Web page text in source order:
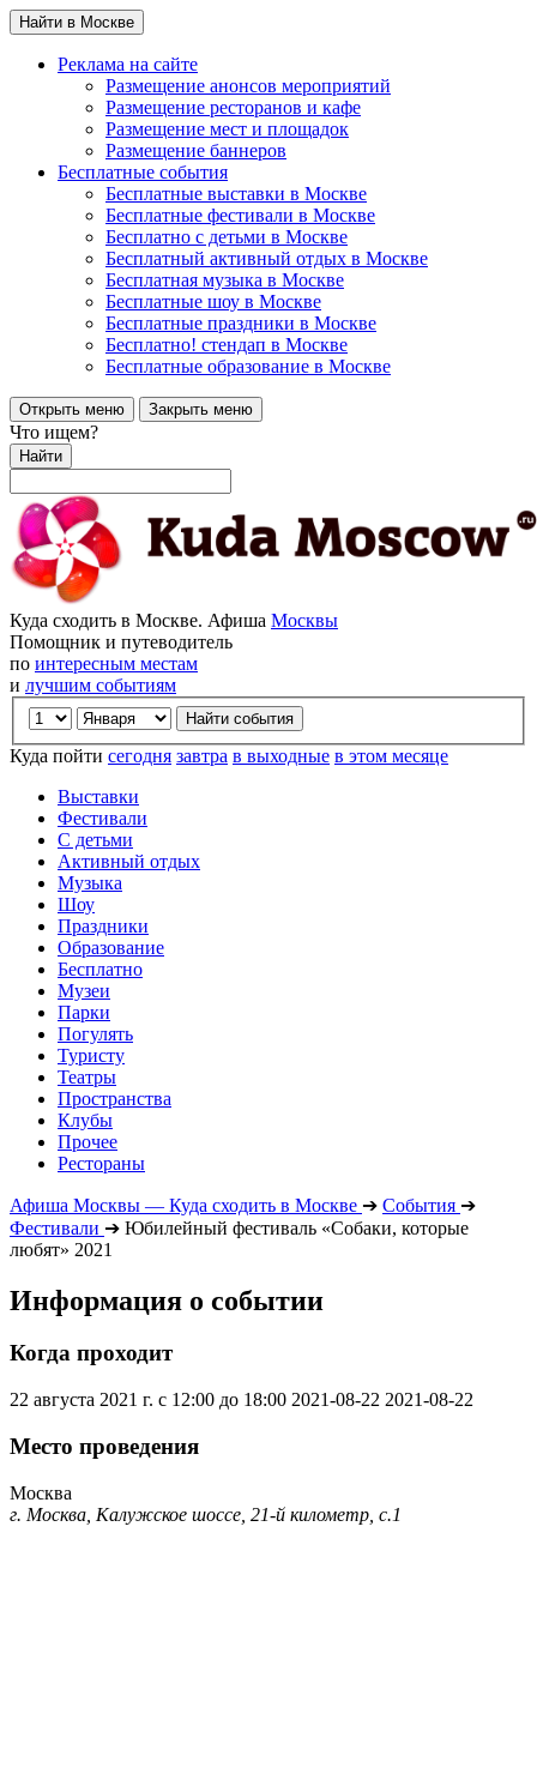
Найти в Москве
Реклама на сайте
Размещение анонсов мероприятий
Размещение ресторанов и кафе
Размещение мест и площадок
Размещение баннеров
Бесплатные события
Бесплатные выставки в Москве
Бесплатные фестивали в Москве
Бесплатно с детьми в Москве
Бесплатный активный отдых в Москве
Бесплатная музыка в Москве
Бесплатные шоу в Москве
Бесплатные праздники в Москве
Бесплатно! стендап в Москве
Бесплатные образование в Москве
Открыть меню Закрыть меню
Что ищем?
Найти
Куда сходить в Москве. Афиша Москвы
Помощник и путеводитель
по интересным местам
и лучшим событиям
Куда пойти сегодня завтра в выходные в этом месяце
Выставки
Фестивали
С детьми
Активный отдых
Музыка
Шоу
Праздники
Образование
Бесплатно
Музеи
Парки
Погулять
Туристу
Театры
Пространства
Клубы
Прочее
Рестораны
Афиша Москвы — Куда сходить в Москве ➔ События ➔
Фестивали ➔ Юбилейный фестиваль «Собаки, которые
любят» 2021
Информация о событии
Когда проходит
22 августа 2021 г. с 12:00 до 18:00 2021-08-22 2021-08-22
Место проведения
Москва
г. Москва, Калужское шоссе, 21-й километр, с.1